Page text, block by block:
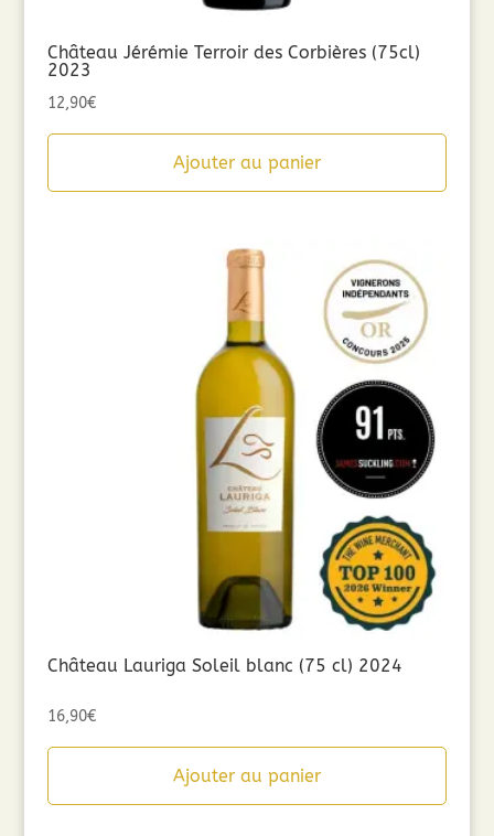
Château Jérémie Terroir des Corbières (75cl)
2023
12,90€
Ajouter au panier
Château Lauriga Soleil blanc (75 cl) 2024
16,90€
Ajouter au panier